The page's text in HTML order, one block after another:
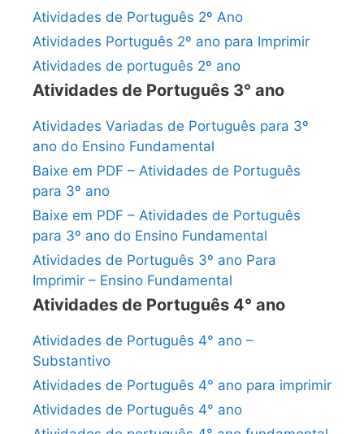
Atividades de Português 2º Ano
Atividades Português 2º ano para Imprimir
Atividades de português 2º ano
Atividades de Português 3° ano
Atividades Variadas de Português para 3º
ano do Ensino Fundamental
Baixe em PDF – Atividades de Português
para 3º ano
Baixe em PDF – Atividades de Português
para 3º ano do Ensino Fundamental
Atividades de Português 3º ano Para
Imprimir – Ensino Fundamental
Atividades de Português 4° ano
Atividades de Português 4° ano –
Substantivo
Atividades de Português 4° ano para imprimir
Atividades de Português 4° ano